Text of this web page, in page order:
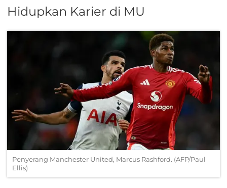
Hidupkan Karier di MU
Penyerang Manchester United, Marcus Rashford. (AFP/Paul
Ellis)